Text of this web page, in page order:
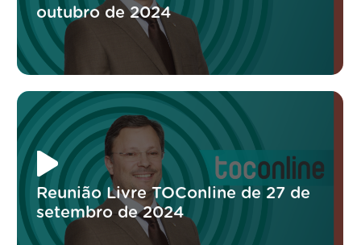
outubro de 2024
Reunião Livre TOConline de 27 de
setembro de 2024